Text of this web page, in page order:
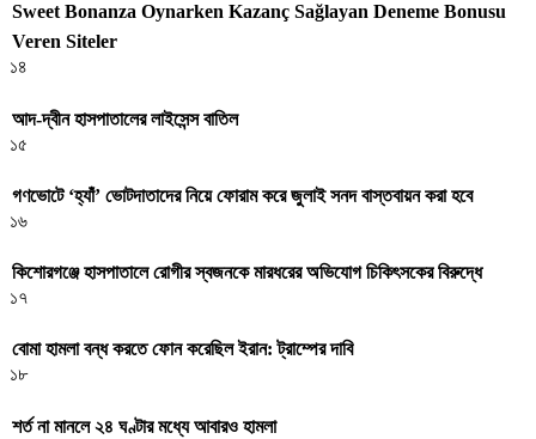
Sweet Bonanza Oynarken Kazanç Sağlayan Deneme Bonusu
Veren Siteler
১৪
আদ-দ্বীন হাসপাতালের লাইসেন্স বাতিল
১৫
গণভোটে ‘হ্যাঁ’ ভোটদাতাদের নিয়ে ফোরাম করে জুলাই সনদ বাস্তবায়ন করা হবে
১৬
কিশোরগঞ্জে হাসপাতালে রোগীর স্বজনকে মারধরের অভিযোগ চিকিৎসকের বিরুদ্ধে
১৭
বোমা হামলা বন্ধ করতে ফোন করেছিল ইরান: ট্রাম্পের দাবি
১৮
শর্ত না মানলে ২৪ ঘণ্টার মধ্যে আবারও হামলা